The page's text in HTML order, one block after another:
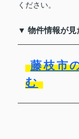
ください。
▼ 物件情報が見
藤枝市
む